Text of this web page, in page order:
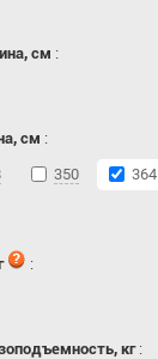
см :
см :
350 364
:
кг: